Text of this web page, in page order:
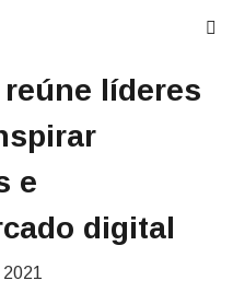
líderes
e
digital